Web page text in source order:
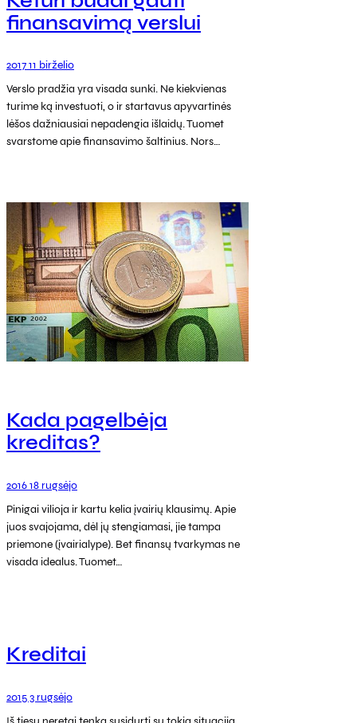
finansavimą verslui
2017 11 birželio
Verslo pradžia yra visada sunki. Ne kiekvienas
turime ką investuoti, o ir startavus apyvartinės
lėšos dažniausiai nepadengia išlaidų. Tuomet
svarstome apie finansavimo šaltinius. Nors…
Kada pagelbėja
kreditas?
2016 18 rugsėjo
Pinigai vilioja ir kartu kelia įvairių klausimų. Apie
juos svajojama, dėl jų stengiamasi, jie tampa
priemone (įvairialype). Bet finansų tvarkymas ne
visada idealus. Tuomet…
Kreditai
2015 3 rugsėjo